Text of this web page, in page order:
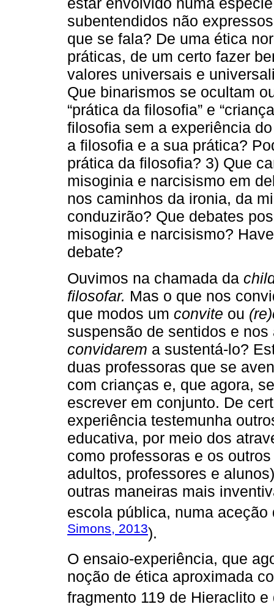
subentendidos não
que se fala? De uma ética
práticas, de um certo fazer
valores universais e
Que binarismos se ocultam
“prática da filosofia” e
filosofia sem a experiência
a filosofia e a sua prática?
prática da filosofia? 3) Que
misoginia e narcisismo em
nos caminhos da ironia, da
conduzirão? Que debates
misoginia e narcisismo?
debate?
Ouvimos na chamada da
filosofar. Mas o que nos
que modos um convite ou
suspensão de sentidos e
convidarem a sustentá-lo?
duas professoras que se
com crianças e, que agora,
escrever em conjunto. De
experiência testemunha
educativa, por meio dos
como professoras e os
adultos, professores e
outras maneiras mais
escola pública, numa
Simons, 2013).
O ensaio-experiência, que
noção de ética aproximada
fragmento 119 de Hieraclito